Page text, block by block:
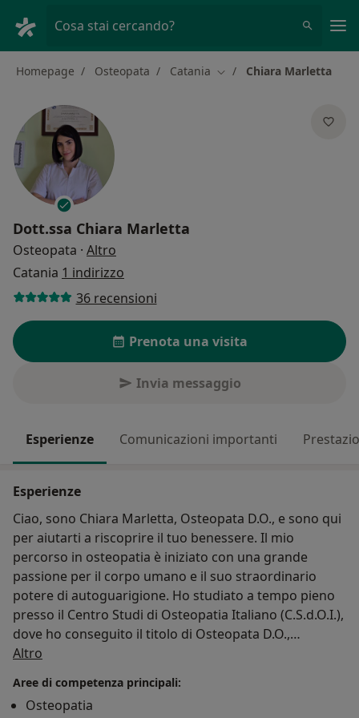
Cosa stai cercando?
Homepage Osteopata Catania Cambia città
Chiara Marletta
Dott.ssa Chiara Marletta
Osteopata · Altro
Catania 1 indirizzo
36 recensioni
Prenota una visita
Invia messaggio
Esperienze Comunicazioni importanti
Esperienze
Ciao, sono Chiara Marletta, Osteopata D.O., e sono qui
per aiutarti a riscoprire il tuo benessere. Il mio
percorso in osteopatia è iniziato con una grande
passione per il corpo umano e il suo straordinario
potere di autoguarigione. Ho studiato a tempo pieno
presso il Centro Studi di Osteopatia Italiano (C.S.d.O.I.),
dove ho conseguito il titolo di Osteopata D.O.,
seguendo un intenso percorso di formazione e pratica
Durante questi anni, ho avuto la fortuna di lavorare
fianco a fianco con pazienti di ogni età, imparando a
Altro
Aree di competenza principali:
Osteopatia